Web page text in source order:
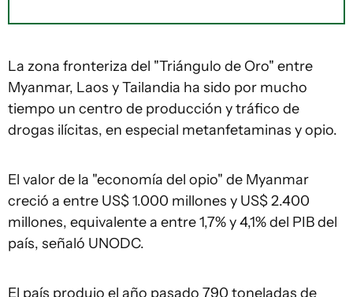
La zona fronteriza del "Triángulo de Oro" entre
Myanmar, Laos y Tailandia ha sido por mucho
tiempo un centro de producción y tráfico de
drogas ilícitas, en especial metanfetaminas y opio.
El valor de la "economía del opio" de Myanmar
creció a entre US$ 1.000 millones y US$ 2.400
millones, equivalente a entre 1,7% y 4,1% del PIB del
país, señaló UNODC.
El país produjo el año pasado 790 toneladas de